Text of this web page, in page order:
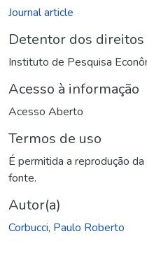
Journal article
Detentor dos direitos
Instituto de Pesquisa
Acesso à informação
Acesso Aberto
Termos de uso
É permitida a reprodução
fonte.
Autor(a)
Corbucci, Paulo Roberto